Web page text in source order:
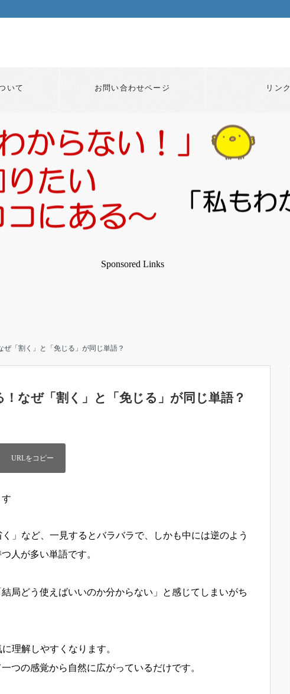
いて お問い合わせページ リンク
Sponsored Links
「割く」と「免じる」が同じ単語？
なぜ「割く」と「免じる」が同じ単語？
」など、一見するとバラバラで、しかも中には逆のよう
人が多い単語です。
局どう使えばいいのか分からない」と感じてしまいがち
理解しやすくなります。
つの感覚から自然に広がっているだけです。